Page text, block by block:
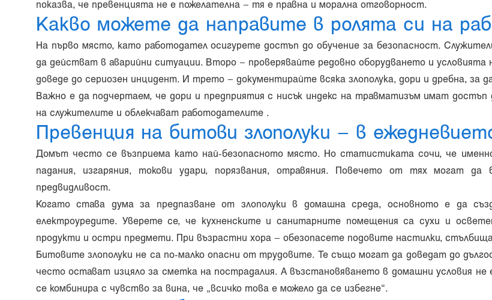
показва, че превенцията не е пожелателна – тя е правна и морална отговорност.
Какво можете да направите в ролята си на
На първо място, като работодател осигурете достъп до обучение за безопасност.
да действат в аварийни ситуации. Второ – проверявайте редовно оборудването и условията
доведе до сериозен инцидент. И трето – документирайте всяка злополука, дори и дребна, за
Важно е да подчертаем, че дори и предприятия с нисък индекс на травматизъм имат
на служителите и облекчават работодателите .
Превенция на битови злополуки – в
Домът често се възприема като най-безопасното място. Но статистиката сочи, че
падания, изгаряния, токови удари, порязвания, отравяния. Повечето от тях могат
предвидливост.
Когато става дума за предпазване от злополуки в домашна среда, основното е да
електроуредите. Уверете се, че кухненските и санитарните помещения са сухи и
продукти и остри предмети. При възрастни хора – обезопасете подовите настилки,
Битовите злополуки не са по-малко опасни от трудовите. Те също могат да доведат до
често остават изцяло за сметка на пострадалия. А възстановяването в домашни условия не
се комбинира с чувство за вина, че „всичко това е можело да се избегне“.